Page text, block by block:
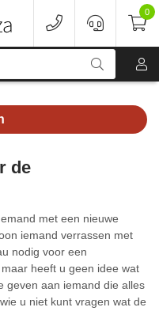
0
de
met een nieuwe
iemand verrassen met
nodig voor een
heeft u geen idee wat
geven aan iemand die alles
u niet kunt vragen wat de